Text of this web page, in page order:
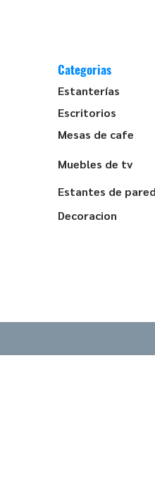
Categorias
Estanterías
Escritorios
Mesas de cafe
Muebles de tv
Estantes de
Decoracion